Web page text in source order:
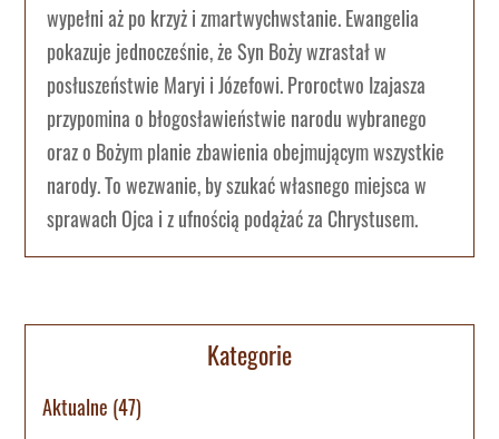
wypełni aż po krzyż i zmartwychwstanie. Ewangelia
pokazuje jednocześnie, że Syn Boży wzrastał w
posłuszeństwie Maryi i Józefowi. Proroctwo Izajasza
przypomina o błogosławieństwie narodu wybranego
oraz o Bożym planie zbawienia obejmującym wszystkie
narody. To wezwanie, by szukać własnego miejsca w
sprawach Ojca i z ufnością podążać za Chrystusem.
Kategorie
Aktualne (47)